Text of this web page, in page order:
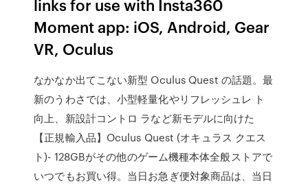
links for use with Insta360
Moment app: iOS, Android, Gear
VR, Oculus
なかなか出てこない新型 Oculus Quest の話題。最
新のうわさでは、小型軽量化やリフレッシュレ ト
向上、新設計コントロ ラなど新モデルに向けた
【正規輸入品】Oculus Quest (オキュラス クエス
ト)- 128GBがその他のゲーム機種本体全般ストアで
いつでもお買い得。当日お急ぎ便対象商品は、当日